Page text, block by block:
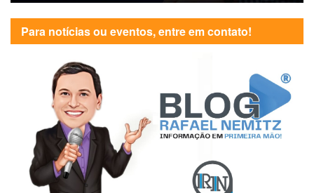
Para notícias ou eventos, entre em contato!